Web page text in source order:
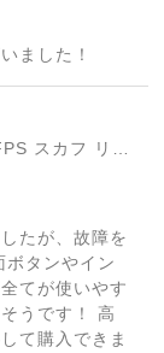
ました！
【Gray】 SCUF REFLEX FPS スカフ リフレックス エフピーエス
たが、故障を
タンやイン
てが使いやす
うです！ 高
て購入できま